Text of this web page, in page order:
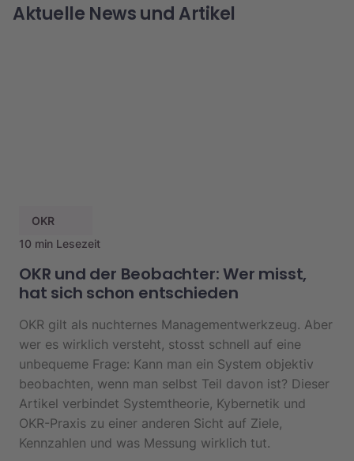
Aktuelle News und Artikel
OKR
10 min Lesezeit
OKR und der Beobachter: Wer misst,
hat sich schon entschieden
OKR gilt als nuchternes Managementwerkzeug. Aber
wer es wirklich versteht, stosst schnell auf eine
unbequeme Frage: Kann man ein System objektiv
beobachten, wenn man selbst Teil davon ist? Dieser
Artikel verbindet Systemtheorie, Kybernetik und
OKR-Praxis zu einer anderen Sicht auf Ziele,
Kennzahlen und was Messung wirklich tut.